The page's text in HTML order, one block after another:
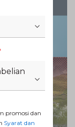
promosi dan
Syarat dan